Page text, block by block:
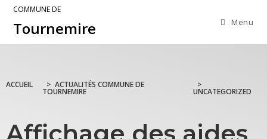
COMMUNE DE
Tournemire Menu
ACCUEIL > ACTUALITÉS COMMUNE DE
TOURNEMIRE
>
UNCATEGORIZED